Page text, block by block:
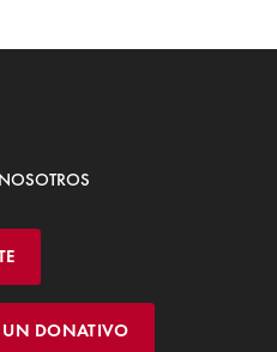
DONATIVO